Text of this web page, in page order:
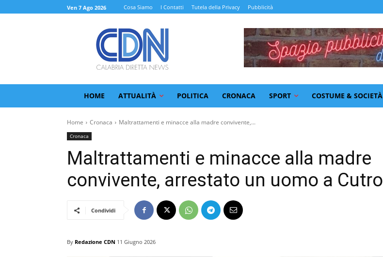
Ven 7 Ago 2026 Cosa Siamo I Contatti Tutela della Privacy Pubblicità
HOME ATTUALITÀ POLITICA CRONACA SPORT COSTUME & SOCIETÀ
Home Cronaca Maltrattamenti e minacce alla madre convivente,...
Cronaca
Maltrattamenti e minacce alla madre
convivente, arrestato un uomo a Cutro
Condividi
By Redazione CDN 11 Giugno 2026